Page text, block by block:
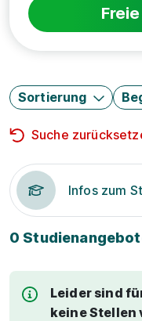
Sortierung
Suche
Infos zum
0
Leider sind
keine Stellen